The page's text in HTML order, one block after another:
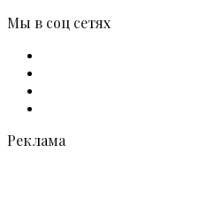
Мы в соц сетях
Реклама